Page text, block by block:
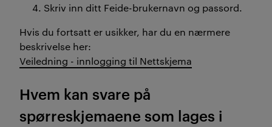
Skriv inn ditt Feide-brukernavn og passord.
Hvis du fortsatt er usikker, har du en nærmere
beskrivelse her:
Veiledning - innlogging til Nettskjema
Hvem kan svare på
spørreskjemaene som lages i